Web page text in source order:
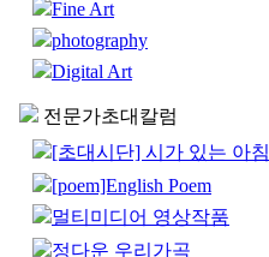
Fine Art
photography
Digital Art
전문가초대칼럼
[초대시단] 시가 있는 아침
[poem]English Poem
멀티미디어 영상작품
정다운 우리가곡